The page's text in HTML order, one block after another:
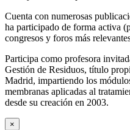
Cuenta con numerosas
ha participado de forma activa
congresos y foros más
Participa como profesora
Gestión de Residuos, título
Madrid, impartiendo los
membranas aplicadas al
desde su creación en 2003.
×